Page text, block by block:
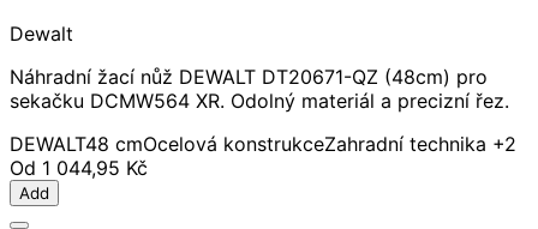
Dewalt
Náhradní žací nůž DEWALT DT20671-QZ (48cm) pro
sekačku DCMW564 XR. Odolný materiál a precizní řez.
DEWALT48 cmOcelová konstrukceZahradní technika +2
Od 1 044,95 Kč
Add